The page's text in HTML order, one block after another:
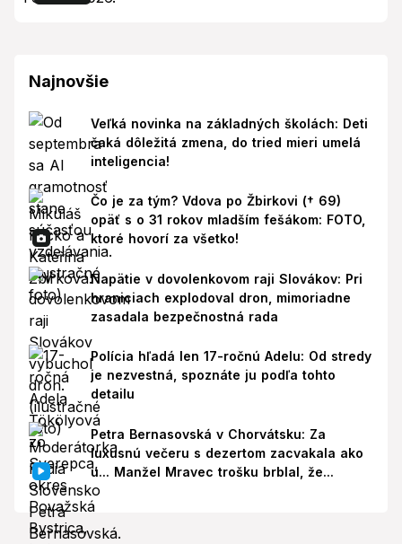
Najnovšie
Veľká novinka na základných školách: Deti
čaká dôležitá zmena, do tried mieri umelá
inteligencia!
Čo je za tým? Vdova po Žbirkovi († 69)
opäť s o 31 rokov mladším fešákom: FOTO,
ktoré hovorí za všetko!
Napätie v dovolenkovom raji Slovákov: Pri
hraniciach explodoval dron, mimoriadne
zasadala bezpečnostná rada
Polícia hľadá len 17-ročnú Adelu: Od stredy
je nezvestná, spoznáte ju podľa tohto
detailu
Petra Bernasovská v Chorvátsku: Za
luxusnú večeru s dezertom zacvakala ako
u... Manžel Mravec trošku brblal, že...